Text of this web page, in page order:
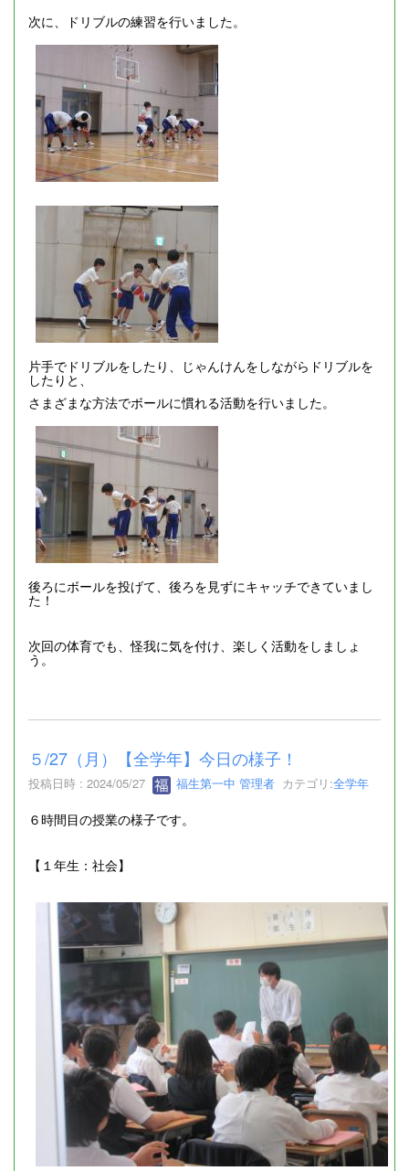
次に、ドリブルの練習を行いました。
片手でドリブルをしたり、じゃんけんをしながらドリブルを
したりと、
さまざまな方法でボールに慣れる活動を行いました。
後ろにボールを投げて、後ろを見ずにキャッチできていまし
た！
次回の体育でも、怪我に気を付け、楽しく活動をしましょ
う。
５/27（月）【全学年】今日の様子！
投稿日時 : 2024/05/27 福生第一中 管理者 カテゴリ:全学年
６時間目の授業の様子です。
【１年生：社会】